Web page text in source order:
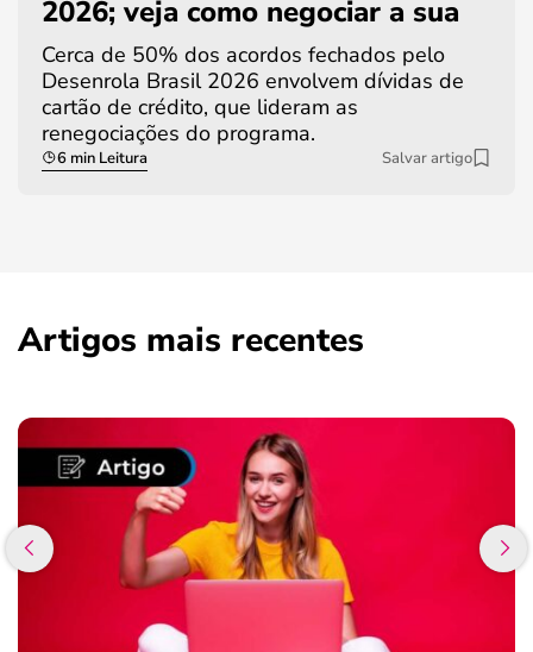
2026; veja como negociar a sua
Cerca de 50% dos acordos fechados pelo
Desenrola Brasil 2026 envolvem dívidas de
cartão de crédito, que lideram as
renegociações do programa.
6 min Leitura Salvar artigo
Artigos mais recentes